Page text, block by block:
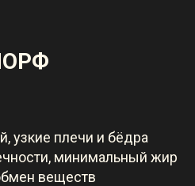
узкие плечи и бёдра
минимальный жир
веществ